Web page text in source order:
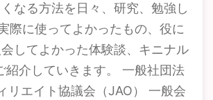
なる方法を日々、研究、勉強し
際に使ってよかったもの、役に
してよかった体験談、キニナル
紹介していきます。 一般社団法
リエイト協議会（JAO） 一般会